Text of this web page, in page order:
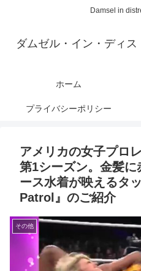
Damsel in
ダムゼル・イン・ディ
ホーム
プライバシーポリシー
アメリカの女子プロ
第1シーズン。金髪
ース水着が映えるタ
Patrol』のご紹介
その他